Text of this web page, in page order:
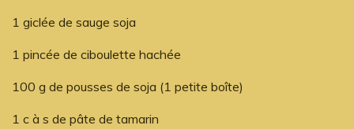
1 giclée de sauge soja
1 pincée de ciboulette hachée
100 g de pousses de soja (1 petite boîte)
1 c à s de pâte de tamarin